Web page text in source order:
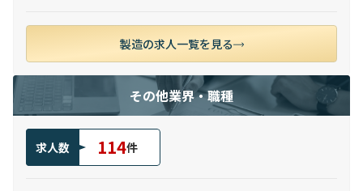
製造の求人一覧を見る
その他業界・職種
求人数 114件